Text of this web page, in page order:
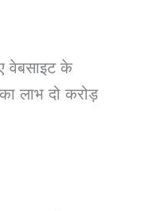
वेबसाइट के
लाभ दो करोड़